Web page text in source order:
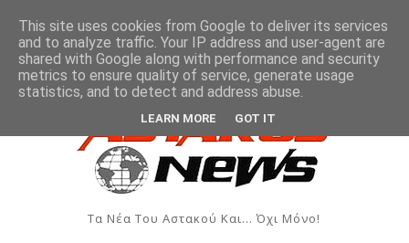
Ιονίου ΞΗΡΌΜΕΡΟ Μύτικας: Χρηματική συνεισφορά
Τα Νέα Του Αστακού Και... Όχι Μόνο!
This site uses cookies from Google to deliver its services
and to analyze traffic. Your IP address and user-agent are
shared with Google along with performance and security
metrics to ensure quality of service, generate usage
statistics, and to detect and address abuse.
LEARN MORE GOT IT